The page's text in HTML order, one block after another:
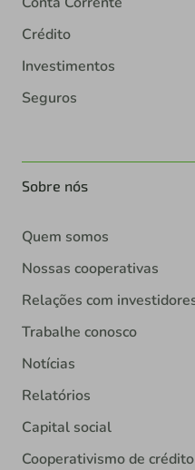
Crédito
Investimentos
Seguros
Sobre nós
Quem somos
Nossas cooperativas
Relações com
Trabalhe conosco
Notícias
Relatórios
Capital social
Cooperativismo de crédito